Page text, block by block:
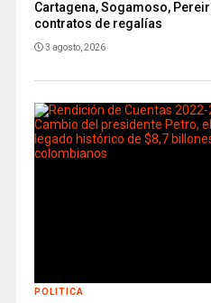
Cartagena, Sogamoso,
contratos de regalías
3 agosto, 2026
POLITICA